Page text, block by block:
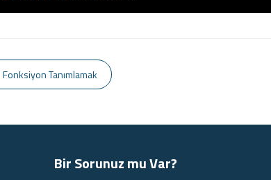
Tanımlamak
Bir Sorunuz mu Var?